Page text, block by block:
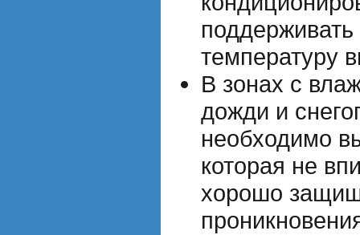
температуру
В зонах с
дожди и
необходимо
которая не
хорошо